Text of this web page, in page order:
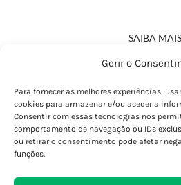
Gerir o
Para fornecer as melhores experiências,
cookies para armazenar e/ou aceder a
Consentir com essas tecnologias nos
comportamento de navegação ou IDs
ou retirar o consentimento pode afetar
funções.
SAIBA MAIS
Política de
Termos e
Perguntas
Custos de
Encomendas
Devoluções e